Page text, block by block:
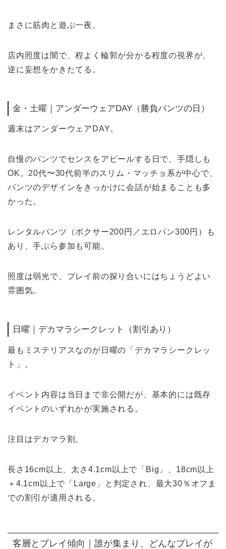
まさに筋肉と遊ぶ一夜。
店内照度は闇で、程よく輪郭が分かる程度の視界が、
逆に妄想をかきたてる。
金・土曜｜アンダーウェアDAY（勝負パンツの日）
週末はアンダーウェアDAY。
自慢のパンツでセンスをアピールする日で、手隠しも
OK。20代〜30代前半のスリム・マッチョ系が中心で、
パンツのデザインをきっかけに会話が始まることも多
かった。
レンタルパンツ（ボクサー200円／エロパン300円）も
あり、手ぶら参加も可能。
照度は弱光で、プレイ前の探り合いにはちょうどよい
雰囲気。
日曜｜デカマラシークレット（割引あり）
最もミステリアスなのが日曜の「デカマラシークレッ
ト」。
イベント内容は当日まで非公開だが、基本的には既存
イベントのいずれかが実施される。
注目はデカマラ割。
長さ16cm以上、太さ4.1cm以上で「Big」、18cm以上
＋4.1cm以上で「Large」と判定され、最大30％オフま
での割引が適用される。
客層とプレイ傾向｜誰が集まり、どんなプレイが